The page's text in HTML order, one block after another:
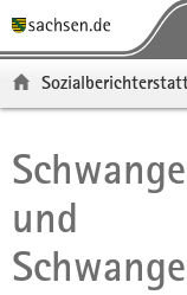
t
ü
e
r
g
t
n
v
i
g
p
n
a
l
t
t
-
e
r
e
Hauptinhalt
und